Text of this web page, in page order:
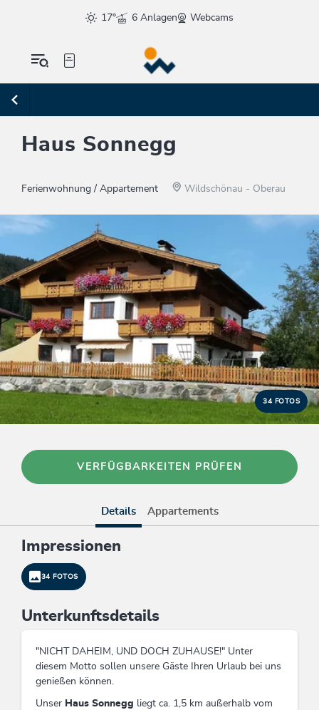
17° 6 Anlagen Webcams
Haus Sonnegg
Ferienwohnung / Appartement Wildschönau - Oberau
34 FOTOS
VERFÜGBARKEITEN PRÜFEN
Details Appartements
Impressionen
34 FOTOS
Unterkunftsdetails
"NICHT DAHEIM, UND DOCH ZUHAUSE!" Unter
diesem Motto sollen unsere Gäste Ihren Urlaub bei uns
genießen können.
Unser Haus Sonnegg liegt ca. 1,5 km außerhalb vom